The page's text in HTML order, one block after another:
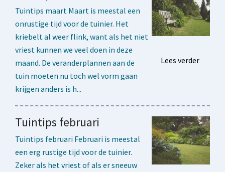
Tuintips maart Maart is meestal een
onrustige tijd voor de tuinier. Het
kriebelt al weer flink, want als het niet
vriest kunnen we veel doen in deze
maand. De veranderplannen aan de
tuin moeten nu toch wel vorm gaan
krijgen anders is h...
Lees verder
Tuintips februari
Tuintips februari Februari is meestal
een erg rustige tijd voor de tuinier.
Zeker als het vriest of als er sneeuw